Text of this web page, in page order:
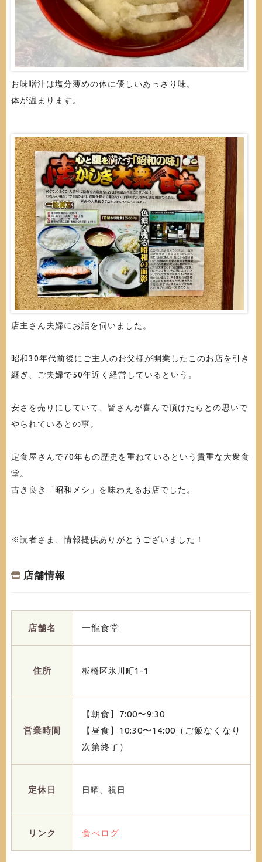
お味噌汁は塩分薄めの体に優しいあっさり味。
体が温まります。
店主さん夫婦にお話を伺いました。
昭和30年代前後にご主人のお父様が開業したこのお店を引き
継ぎ、ご夫婦で50年近く経営しているという。
安さを売りにしていて、皆さんが喜んで頂けたらとの思いで
やられているとの事。
定食屋さんで70年もの歴史を重ねているという貴重な大衆食
堂。
古き良き「昭和メシ」を味わえるお店でした。
※読者さま、情報提供ありがとうございました！
店舗情報
店舗名 一龍食堂
住所 板橋区氷川町1-1
営業時間
【朝食】7:00〜9:30
【昼食】10:30〜14:00（ご飯なくなり
次第終了）
定休日 日曜、祝日
リンク 食べログ